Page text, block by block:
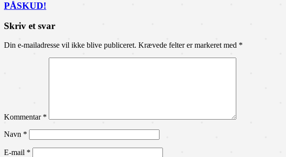
PÅSKUD!
Skriv et svar
Din e-mailadresse vil ikke blive publiceret. Krævede felter er markeret med *
Kommentar *
Navn *
E-mail *